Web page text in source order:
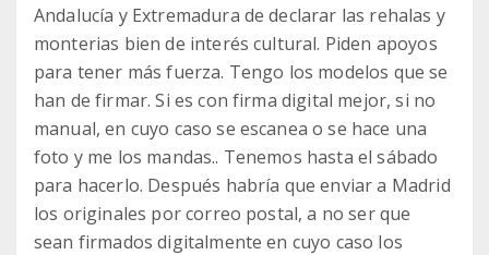
Andalucía y Extremadura de declarar las rehalas y
monterias bien de interés cultural. Piden apoyos
para tener más fuerza. Tengo los modelos que se
han de firmar. Si es con firma digital mejor, si no
manual, en cuyo caso se escanea o se hace una
foto y me los mandas.. Tenemos hasta el sábado
para hacerlo. Después habría que enviar a Madrid
los originales por correo postal, a no ser que
sean firmados digitalmente en cuyo caso los